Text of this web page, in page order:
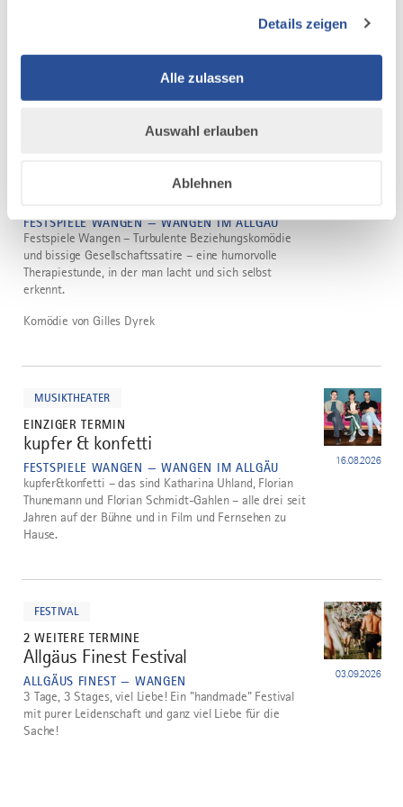
Details zeigen
Alle zulassen
Auswahl erlauben
Ablehnen
Die Bremer Stadtmusikanten: Eine tierische Reise
FESTSPIELE WANGEN — WANGEN IM ALLGÄU
Festspiele Wangen – Turbulente Beziehungskomödie
und bissige Gesellschaftssatire – eine humorvolle
Therapiestunde, in der man lacht und sich selbst
erkennt.
Komödie von Gilles Dyrek
MUSIKTHEATER
EINZIGER TERMIN
3
kupfer & konfetti
FESTSPIELE WANGEN — WANGEN IM ALLGÄU 16.08.2026
kupfer&konfetti – das sind Katharina Uhland, Florian
Thunemann und Florian Schmidt-Gahlen – alle drei seit
Jahren auf der Bühne und in Film und Fernsehen zu
Hause.
FESTIVAL
2 WEITERE TERMINE
4
Allgäus Finest Festival
ALLGÄUS FINEST — WANGEN 03.09.2026
3 Tage, 3 Stages, viel Liebe! Ein "handmade" Festival
mit purer Leidenschaft und ganz viel Liebe für die
Sache!